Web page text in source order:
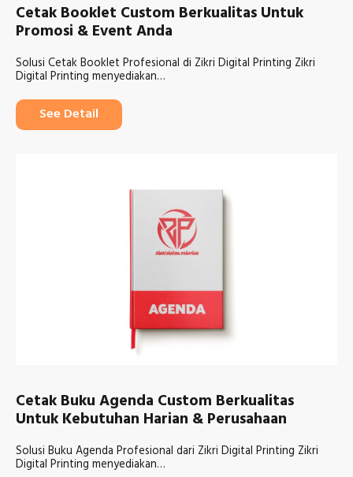
Cetak Booklet Custom Berkualitas Untuk
Promosi & Event Anda
Solusi Cetak Booklet Profesional di Zikri Digital Printing Zikri
Digital Printing menyediakan…
See Detail
Cetak Buku Agenda Custom Berkualitas
Untuk Kebutuhan Harian & Perusahaan
Solusi Buku Agenda Profesional dari Zikri Digital Printing Zikri
Digital Printing menyediakan…